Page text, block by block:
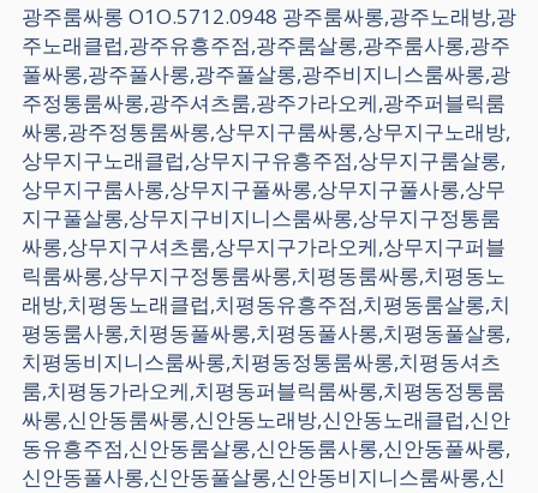
광주룸싸롱 O1O.5712.0948 광주룸싸롱,광주노래방,광
주노래클럽,광주유흥주점,광주룸살롱,광주룸사롱,광주
풀싸롱,광주풀사롱,광주풀살롱,광주비지니스룸싸롱,광
주정통룸싸롱,광주셔츠룸,광주가라오케,광주퍼블릭룸
싸롱,광주정통룸싸롱,상무지구룸싸롱,상무지구노래방,
상무지구노래클럽,상무지구유흥주점,상무지구룸살롱,
상무지구룸사롱,상무지구풀싸롱,상무지구풀사롱,상무
지구풀살롱,상무지구비지니스룸싸롱,상무지구정통룸
싸롱,상무지구셔츠룸,상무지구가라오케,상무지구퍼블
릭룸싸롱,상무지구정통룸싸롱,치평동룸싸롱,치평동노
래방,치평동노래클럽,치평동유흥주점,치평동룸살롱,치
평동룸사롱,치평동풀싸롱,치평동풀사롱,치평동풀살롱,
치평동비지니스룸싸롱,치평동정통룸싸롱,치평동셔츠
룸,치평동가라오케,치평동퍼블릭룸싸롱,치평동정통룸
싸롱,신안동룸싸롱,신안동노래방,신안동노래클럽,신안
동유흥주점,신안동룸살롱,신안동룸사롱,신안동풀싸롱,
신안동풀사롱,신안동풀살롱,신안동비지니스룸싸롱,신